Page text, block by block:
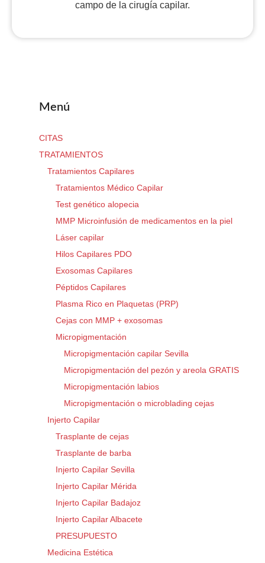
campo de la cirugía capilar.
Menú
CITAS
TRATAMIENTOS
Tratamientos Capilares
Tratamientos Médico Capilar
Test genético alopecia
MMP Microinfusión de medicamentos en la piel
Láser capilar
Hilos Capilares PDO
Exosomas Capilares
Péptidos Capilares
Plasma Rico en Plaquetas (PRP)
Cejas con MMP + exosomas
Micropigmentación
Micropigmentación capilar Sevilla
Micropigmentación del pezón y areola GRATIS
Micropigmentación labios
Micropigmentación o microblading cejas
Injerto Capilar
Trasplante de cejas
Trasplante de barba
Injerto Capilar Sevilla
Injerto Capilar Mérida
Injerto Capilar Badajoz
Injerto Capilar Albacete
PRESUPUESTO
Medicina Estética